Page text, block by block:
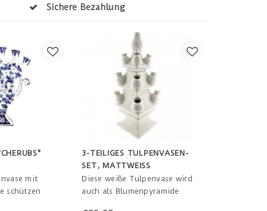
Schnelle weltweite Lieferung
mit
schützen
3-TEILIGES TULPENVASEN-
SET, MATTWEISS
Diese weiße Tulpenvase wird
auch als Blumenpyramide